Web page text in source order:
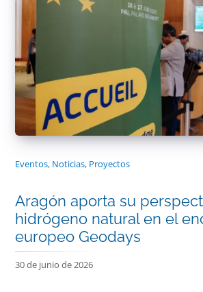
Eventos, Noticias, Proyectos
Aragón aporta su
hidrógeno natural en el
europeo Geodays
30 de junio de 2026